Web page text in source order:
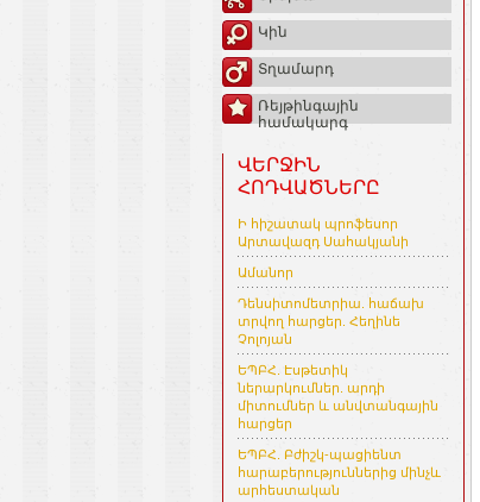
Կին
Տղամարդ
Ռեյթինգային
համակարգ
ՎԵՐՋԻՆ
ՀՈԴՎԱԾՆԵՐԸ
Ի հիշատակ պրոֆեսոր
Արտավազդ Սահակյանի
Ամանոր
Դենսիտոմետրիա. հաճախ
տրվող հարցեր. Հեղինե
Չոլոյան
ԵՊԲՀ. Էսթետիկ
ներարկումներ. արդի
միտումներ և անվտանգային
հարցեր
ԵՊԲՀ. Բժիշկ-պացիենտ
հարաբերություններից մինչև
արհեստական